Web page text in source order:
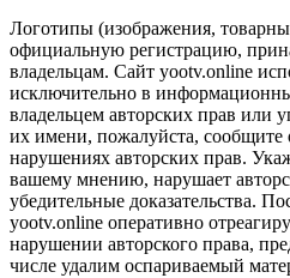
Логотипы (изображения,
официальную регистрацию,
владельцам. Сайт yootv.online
исключительно в
владельцем авторских прав или
их имени, пожалуйста, сообщите
нарушениях авторских прав.
вашему мнению, нарушает
убедительные доказательства.
yootv.online оперативно
нарушении авторского права,
числе удалим оспариваемый